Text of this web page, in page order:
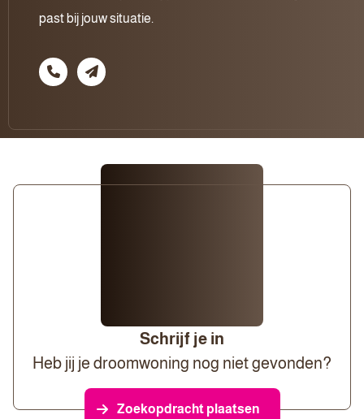
past bij jouw situatie.
Schrijf je in
Heb jij je droomwoning nog niet gevonden?
Zoekopdracht plaatsen